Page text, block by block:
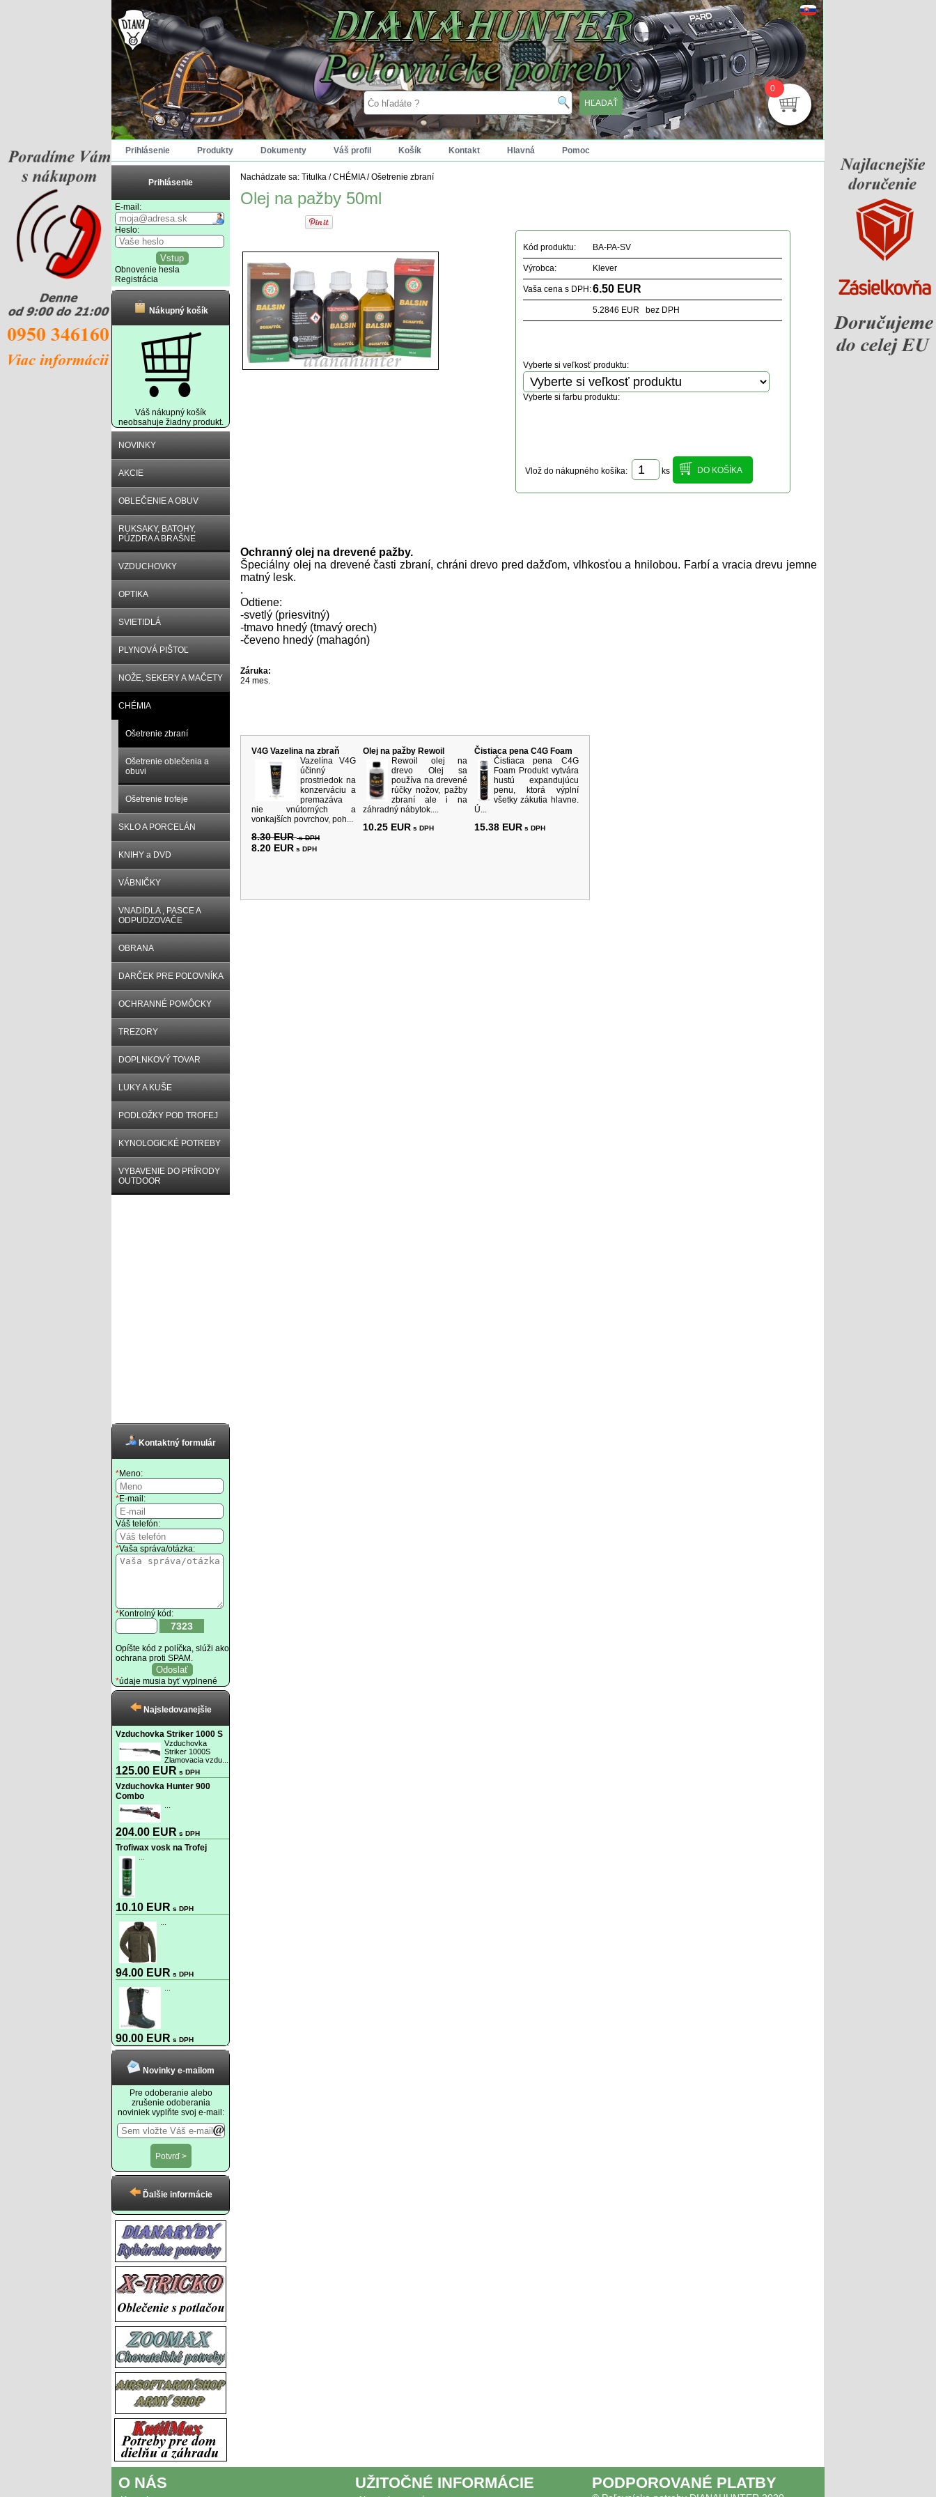
0
Prihlásenie Produkty Dokumenty Váš profil Košík Kontakt Hlavná Pomoc
Prihlásenie
E-mail:
Heslo:
Obnovenie hesla
Registrácia
Nákupný košík
Váš nákupný košík
neobsahuje žiadny produkt.
NOVINKY
AKCIE
OBLEČENIE A OBUV
RUKSAKY, BATOHY,
PÚZDRA A BRAŠNE
VZDUCHOVKY
OPTIKA
SVIETIDLÁ
PLYNOVÁ PIŠTOĽ
NOŽE, SEKERY A MAČETY
CHÉMIA
Ošetrenie zbraní
Ošetrenie oblečenia a
obuvi
Ošetrenie trofeje
SKLO A PORCELÁN
KNIHY a DVD
VÁBNIČKY
VNADIDLA , PASCE A
ODPUDZOVAČE
OBRANA
DARČEK PRE POĽOVNÍKA
OCHRANNÉ POMÔCKY
TREZORY
DOPLNKOVÝ TOVAR
LUKY A KUŠE
PODLOŽKY POD TROFEJ
KYNOLOGICKÉ POTREBY
VYBAVENIE DO PRÍRODY
OUTDOOR
Kontaktný formulár
*Meno:
*E-mail:
Váš telefón:
*Vaša správa/otázka:
*Kontrolný kód:
7323
Opíšte kód z políčka, slúži ako
ochrana proti SPAM.
*údaje musia byť vyplnené
Najsledovanejšie
Vzduchovka Striker 1000 S
Vzduchovka
Striker 1000S
Zlamovacia vzdu...
125.00 EUR s DPH
Vzduchovka Hunter 900
Combo
204.00 EUR s DPH
Trofiwax vosk na Trofej
10.10 EUR s DPH
94.00 EUR s DPH
90.00 EUR s DPH
Novinky e-mailom
Pre odoberanie alebo
zrušenie odoberania
noviniek vyplňte svoj e-mail:
Ďalšie informácie
Nachádzate sa: Titulka /CHÉMIA/Ošetrenie zbraní
Olej na pažby 50ml
Kód produktu: BA-PA-SV
Výrobca: Klever
Vaša cena s DPH:6.50 EUR
5.2846 EUR bez DPH
Vyberte si veľkosť produktu:
Vyberte si farbu produktu:
Vlož do nákupného košíka: ks
Ochranný olej na drevené pažby.
Špeciálny olej na drevené časti zbraní, chráni drevo pred dažďom, vlhkosťou a hnilobou. Farbí a vracia drevu jemne
matný lesk.
.
Odtiene:
-svetlý (priesvitný)
-tmavo hnedý (tmavý orech)
-čeveno hnedý (mahagón)
Záruka:
24 mes.
V4G Vazelina na zbraň
Vazelína V4G
účinný
prostriedok na
konzerváciu a
premazáva
nie vnútorných a
vonkajších povrchov, poh...
8.30 EURs DPH
8.20 EUR s DPH
Olej na pažby Rewoil
Rewoil olej na
drevo Olej sa
používa na drevené
rúčky nožov, pažby
zbraní ale i na
záhradný nábytok....
10.25 EUR s DPH
Čistiaca pena C4G Foam
Čistiaca pena C4G
Foam Produkt vytvára
hustú expandujúcu
penu, ktorá výplní
všetky zákutia hlavne.
Ú...
15.38 EUR s DPH
O NÁS UŽITOČNÉ INFORMÁCIE PODPOROVANÉ PLATBY